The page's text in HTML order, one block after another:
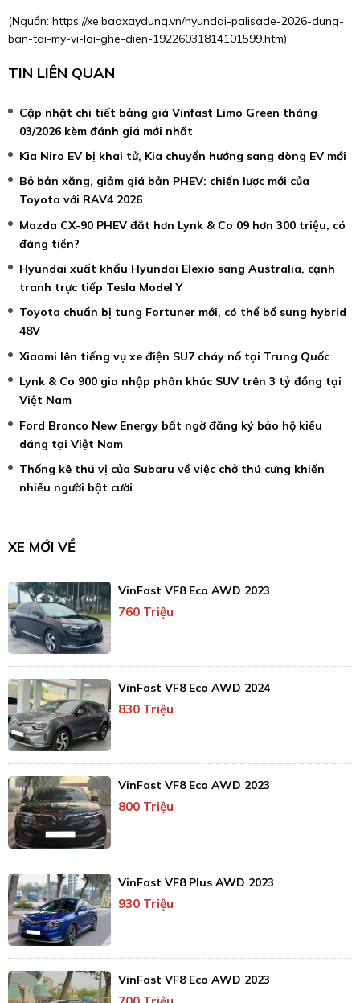
(Nguồn: https://xe.baoxaydung.vn/hyundai-palisade-2026-dung-
ban-tai-my-vi-loi-ghe-dien-19226031814101599.htm)
TIN LIÊN QUAN
Cập nhật chi tiết bảng giá Vinfast Limo Green tháng
03/2026 kèm đánh giá mới nhất
Kia Niro EV bị khai tử, Kia chuyển hướng sang dòng EV mới
Bỏ bản xăng, giảm giá bản PHEV: chiến lược mới của
Toyota với RAV4 2026
Mazda CX-90 PHEV đắt hơn Lynk & Co 09 hơn 300 triệu, có
đáng tiền?
Hyundai xuất khẩu Hyundai Elexio sang Australia, cạnh
tranh trực tiếp Tesla Model Y
Toyota chuẩn bị tung Fortuner mới, có thể bổ sung hybrid
48V
Xiaomi lên tiếng vụ xe điện SU7 cháy nổ tại Trung Quốc
Lynk & Co 900 gia nhập phân khúc SUV trên 3 tỷ đồng tại
Việt Nam
Ford Bronco New Energy bất ngờ đăng ký bảo hộ kiểu
dáng tại Việt Nam
Thống kê thú vị của Subaru về việc chở thú cưng khiến
nhiều người bật cười
XE MỚI VỀ
VinFast VF8 Eco AWD 2023
760 Triệu
VinFast VF8 Eco AWD 2024
830 Triệu
VinFast VF8 Eco AWD 2023
800 Triệu
VinFast VF8 Plus AWD 2023
930 Triệu
VinFast VF8 Eco AWD 2023